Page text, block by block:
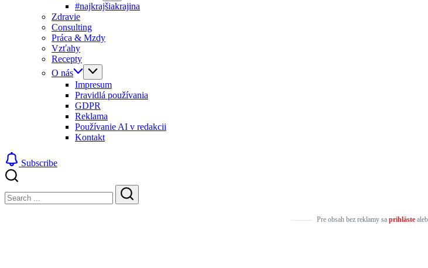
#najkrajšiakrajina
Zdravie
Consulting
Práca & Mzdy
Vzťahy
Recepty
O nás
Impresum
Pravidlá používania
GDPR
Reklama
Používanie AI v redakcii
Kontakt
Subscribe
Search
Search
Pre obsah bez reklamy sa prihláste